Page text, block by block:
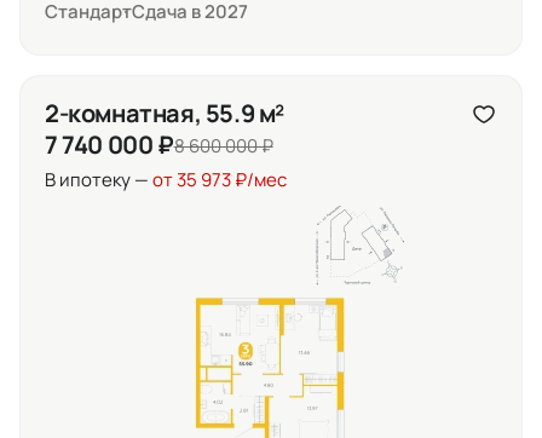
СтандартСдача в 2027
2-комнатная, 55.9 м²
7 740 000 ₽8 600 000 ₽
В ипотеку —от 35 973 ₽/мес